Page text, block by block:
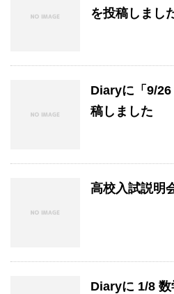
を投稿しまし
Diaryに「9/
稿しました
高校入試説明
Diaryに 1/8 数